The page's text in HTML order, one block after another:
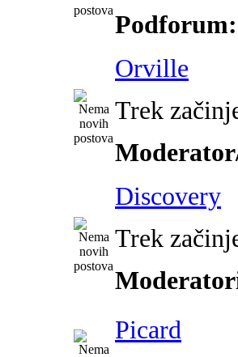
Podforum:
Orville
Trek
Discovery
Trek
Picard